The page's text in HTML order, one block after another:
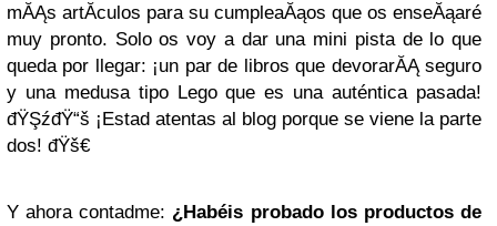
mĂĄs artĂ­culos para su cumpleaĂąos que os enseĂąaré
muy pronto. Solo os voy a dar una mini pista de lo que
queda por llegar: ¡un par de libros que devorarĂĄ seguro
y una medusa tipo Lego que es una auténtica pasada!
đŸŞźđŸ“š ¡Estad atentas al blog porque se viene la parte
dos! đŸš€
Y ahora contadme: ¿Habéis probado los productos de